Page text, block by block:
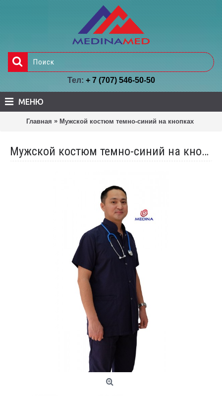
Тел:+ 7 (707) 546-50-50
МЕНЮ
Главная » Мужской костюм темно-синий на кнопках
Мужской костюм темно-синий на кнопках